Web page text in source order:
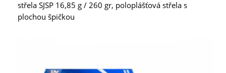
střela SJSP 16,85 g / 260 gr, poloplášťová střela s
plochou špičkou